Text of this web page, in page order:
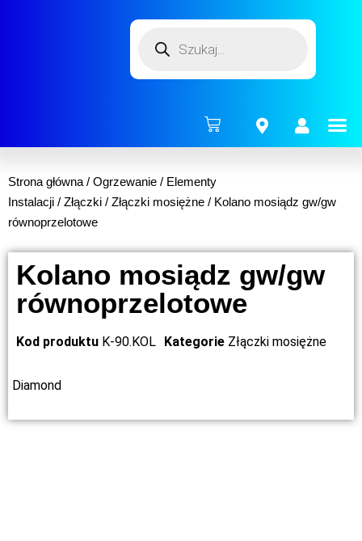
Strona główna / Ogrzewanie / Elementy
Instalacji / Złączki / Złączki mosiężne / Kolano mosiądz gw/gw
równoprzelotowe
Kolano mosiądz gw/gw
równoprzelotowe
Kod produktu K-90.KOL Kategorie Złączki mosiężne
Diamond